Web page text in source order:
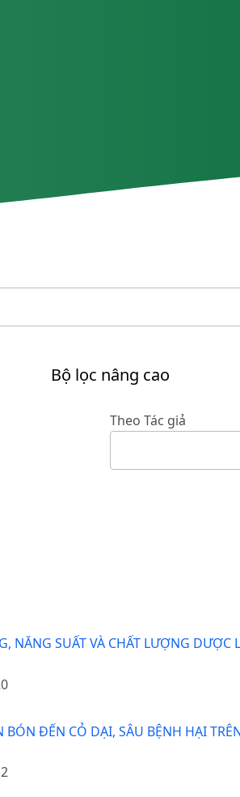
Bộ lọc nâng cao
Theo Tác giả
NĂNG SUẤT VÀ CHẤT LƯỢNG
ĐẾN CỎ DẠI, SÂU BỆNH HẠI